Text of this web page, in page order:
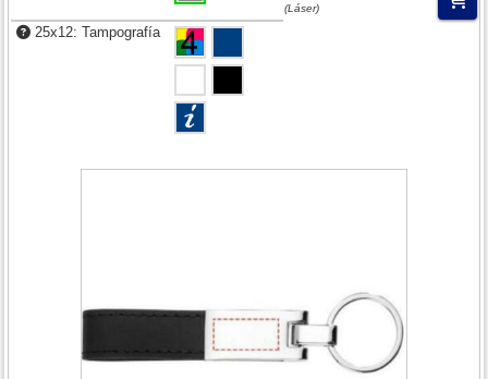
(Láser)
25x12: Tampografía